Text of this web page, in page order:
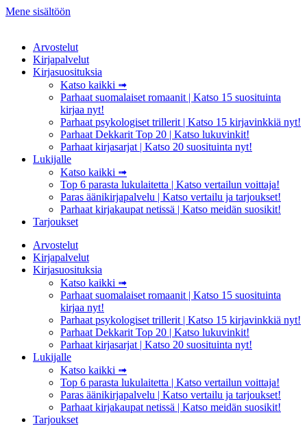
Mene sisältöön
Arvostelut
Kirjapalvelut
Kirjasuosituksia
Katso kaikki ➟
Parhaat suomalaiset romaanit | Katso 15 suosituinta
kirjaa nyt!
Parhaat psykologiset trillerit | Katso 15 kirjavinkkiä nyt!
Parhaat Dekkarit Top 20 | Katso lukuvinkit!
Parhaat kirjasarjat | Katso 20 suosituinta nyt!
Lukijalle
Katso kaikki ➟
Top 6 parasta lukulaitetta | Katso vertailun voittaja!
Paras äänikirjapalvelu | Katso vertailu ja tarjoukset!
Parhaat kirjakaupat netissä | Katso meidän suosikit!
Tarjoukset
Arvostelut
Kirjapalvelut
Kirjasuosituksia
Katso kaikki ➟
Parhaat suomalaiset romaanit | Katso 15 suosituinta
kirjaa nyt!
Parhaat psykologiset trillerit | Katso 15 kirjavinkkiä nyt!
Parhaat Dekkarit Top 20 | Katso lukuvinkit!
Parhaat kirjasarjat | Katso 20 suosituinta nyt!
Lukijalle
Katso kaikki ➟
Top 6 parasta lukulaitetta | Katso vertailun voittaja!
Paras äänikirjapalvelu | Katso vertailu ja tarjoukset!
Parhaat kirjakaupat netissä | Katso meidän suosikit!
Tarjoukset